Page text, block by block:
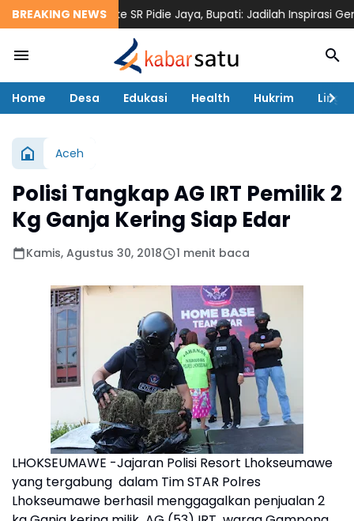
BREAKING NEWS
Akmil Turun ke SR Pidie Jaya, Bupati: Jadilah Inspirasi
Home Desa Edukasi Health Hukrim
Aceh
Polisi Tangkap AG IRT Pemilik 2
Kg Ganja Kering Siap Edar
Kamis, Agustus 30, 2018 1 menit baca
LHOKSEUMAWE -Jajaran Polisi Resort Lhokseumawe
yang tergabung dalam Tim STAR Polres
Lhokseumawe berhasil menggagalkan penjualan 2